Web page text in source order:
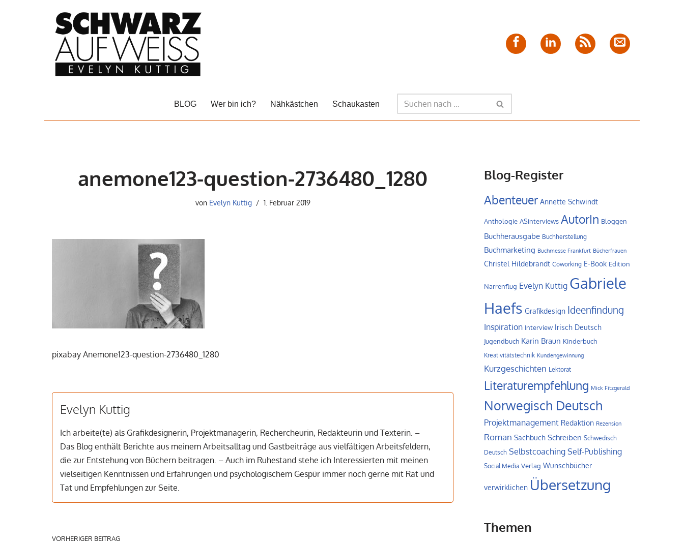
FacebookLinkedIn Feed
E-
Mail
BLOG Wer bin ich? Nähkästchen Schaukasten
anemone123-question-2736480_1280
von Evelyn Kuttig 1. Februar 2019
pixabay Anemone123-question-2736480_1280
Evelyn Kuttig
Ich arbeite(te) als Grafikdesignerin, Projektmanagerin, Rechercheurin, Redakteurin und Texterin. –
Das Blog enthält Berichte aus meinem Arbeitsalltag und Gastbeiträge aus vielfältigen Arbeitsfeldern,
die zur Entstehung von Büchern beitragen. – Auch im Ruhestand stehe ich Interessierten mit meinen
vielseitigen Kenntnissen und Erfahrungen und psychologischem Gespür immer noch gerne mit Rat und
Tat und Empfehlungen zur Seite.
VORHERIGER BEITRAG
Blog-Register
Abenteuer Annette Schwindt
Anthologie ASinterviews AutorIn Bloggen
Buchherausgabe Buchherstellung
Buchmarketing Buchmesse Frankfurt Bücherfrauen
Christel Hildebrandt Coworking E-Book Edition
Narrenflug Evelyn Kuttig Gabriele
Haefs Grafikdesign Ideenfindung
Inspiration Interview Irisch Deutsch
Jugendbuch Karin Braun Kinderbuch
Kreativitätstechnik Kundengewinnung
Kurzgeschichten Lektorat
Literaturempfehlung Mick Fitzgerald
Norwegisch Deutsch
Projektmanagement Redaktion Rezension
Roman Sachbuch Schreiben Schwedisch
Deutsch Selbstcoaching Self-Publishing
Social Media Verlag Wunschbücher
verwirklichen Übersetzung
Themen